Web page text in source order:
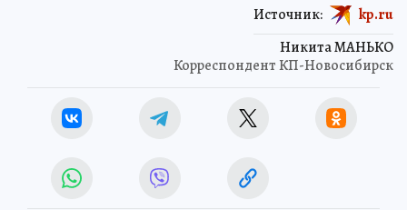
Никита МАНЬКО
Корреспондент КП-Новосибирск
Источник: kp.ru